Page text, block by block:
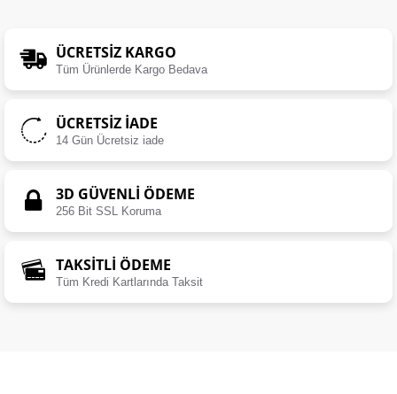
ÜCRETSIZ KARGO
Tüm Ürünlerde Kargo Bedava
ÜCRETSIZ İADE
14 Gün Ücretsiz iade
3D GÜVENLİ ÖDEME
256 Bit SSL Koruma
TAKSİTLİ ÖDEME
Tüm Kredi Kartlarında Taksit